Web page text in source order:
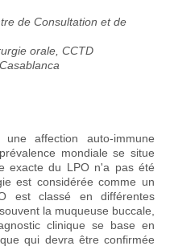
de Consultation et de
orale, CCTD
affection auto-immune
mondiale se situe
exacte du LPO n'a pas été
est considérée comme un
est classé en différentes
la muqueuse buccale,
clinique se base en
qui devra être confirmée